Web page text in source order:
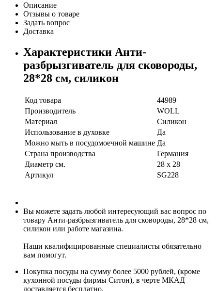
Описание
Отзывы о товаре
Задать вопрос
Доставка
Характеристики Анти-
разбрызгиватель для сковороды,
28*28 cм, силикон
Код товара
44989
Производитель
WOLL
Материал
Силикон
Использование в духовке
Да
Можно мыть в посудомоечной машине Да
Страна производства
Германия
Диаметр см.
28 x 28
Артикул
SG228
Вы можете задать любой интересующий вас вопрос по
товару Анти-разбрызгиватель для сковороды, 28*28 cм,
силикон или работе магазина.
Наши квалифицированные специалисты обязательно
вам помогут.
Покупка посуды на сумму более 5000 рублей, (кроме
кухонной посуды фирмы Ситон), в черте МКАД
доставляется бесплатно.